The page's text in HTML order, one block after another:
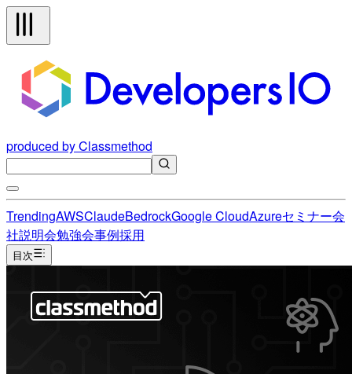
produced by Classmethod
TrendingAWSClaudeBedrockGoogle CloudAzureセミナー会
社説明会勉強会事例採用
目次